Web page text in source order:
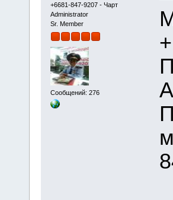
+6681-847-9207 - Чарт
Administrator
Sr. Member
Сообщений: 276